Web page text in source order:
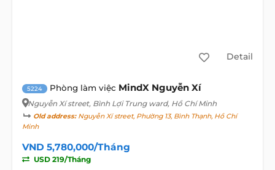
Detail
5224 Phòng làm việc MindX Nguyễn Xí
Nguyễn Xí street, Bình Lợi Trung ward, Hồ Chí Minh
Old address:Nguyễn Xí street, Phường 13, Bình Thạnh, Hồ Chí
Minh
VND 5,780,000/Tháng
USD 219/Tháng